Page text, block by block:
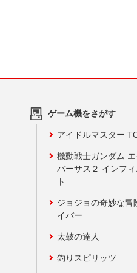
ゲーム機をさがす
アイドルマスター
機動戦士ガンダム
バーサス２ インフ
ト
ジョジョの奇妙な冒
イバー
太鼓の達人
釣りスピリッツ